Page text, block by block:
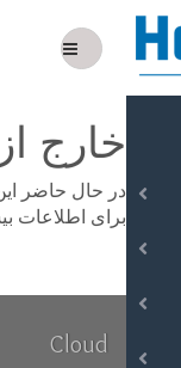
خارج
در حال حاضر
برای اطلاعات
Cloud